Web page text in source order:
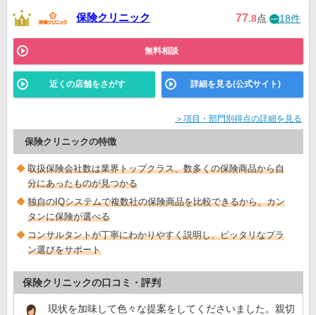
保険クリニック 77.8点 18件
無料相談
近くの店舗をさがす 詳細を見る(公式サイト)
＞項目・部門別得点の詳細を見る
保険クリニックの特徴
取扱保険会社数は業界トップクラス、数多くの保険商品から自
分にあったものが見つかる
独自のIQシステムで複数社の保険商品を比較できるから、カン
タンに保険が選べる
コンサルタントが丁寧にわかりやすく説明し、ピッタリなプラ
ン選びをサポート
保険クリニックの口コミ・評判
現状を加味して色々な提案をしてくださいました。親切